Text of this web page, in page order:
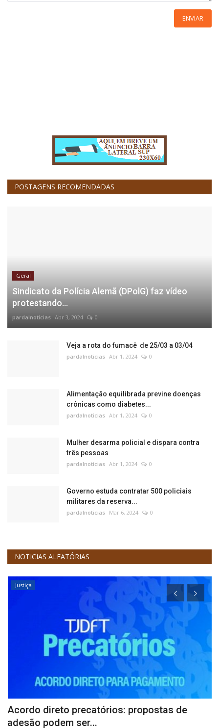
ENVIAR
POSTAGENS RECOMENDADAS
Geral
Sindicato da Polícia Alemã (DPolG) faz vídeo
protestando...
pardalnoticias Abr 3, 2024 0
Veja a rota do fumacê de 25/03 a 03/04
pardalnoticias Abr 1, 2024 0
Alimentação equilibrada previne doenças
crônicas como diabetes...
pardalnoticias Abr 1, 2024 0
Mulher desarma policial e dispara contra
três pessoas
pardalnoticias Abr 1, 2024 0
Governo estuda contratar 500 policiais
militares da reserva...
pardalnoticias Mar 6, 2024 0
NOTICIAS ALEATÓRIAS
Justiça
Acordo direto precatórios: propostas de
adesão podem ser...